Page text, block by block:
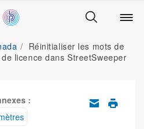
Réinitialiser les mots de
licence dans StreetSweeper
: